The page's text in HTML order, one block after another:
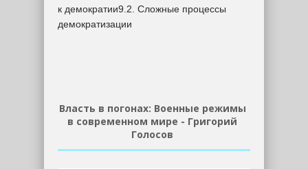
к демократии9.2. Сложные процессы
демократизации
Власть в погонах: Военные режимы
в современном мире - Григорий
Голосов